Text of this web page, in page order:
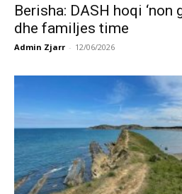
Berisha: DASH hoqi ‘non
dhe familjes time
Admin Zjarr - 12/06/2026